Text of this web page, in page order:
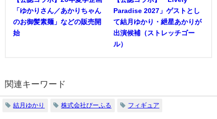
「ゆかりさん／あかりちゃん
のお御髪素麺」などの販売開
始
Paradise 2027」ゲストとし
て結月ゆかり・紲星あかりが
出演候補（ストレッチゴー
ル）
関連キーワード
結月ゆかり 株式会社びーふる フィギュア